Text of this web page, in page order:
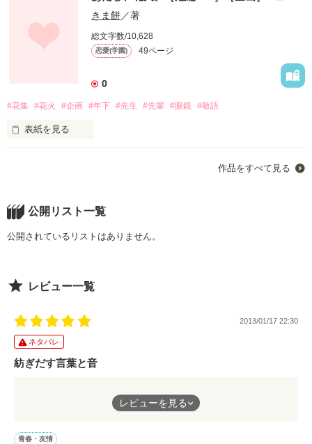
から数ヶ月後の、↑に出てきた
堀木戸さんが相手役のお話です。
（先生と王子様～を読んでなくても
よろしくお願いします<(_ _)>
*** 2010/05/16 Start ***
*** 2010/05/25 Fin. ***
海風　ホタテ　様
☆tsukushi☆　様
えにし　様
bikke　様
Nanoha　様
素敵なレビューを
本当に本当にありがとうございます<(_ _)>
ありがとうございます<(_ _)>
*** 2010/01/25 Start ***
日足　様
うまの　様
さいマサ　様
∗*∘Ꮋaru　様
素敵な素敵なレビュー
本当にありがとうざいます<(_ _)>
有難うございます｡ﾟ(つД｀)ﾟ｡
◆槙原　朋久（まきはら　ともひさ）◆
実句の彼氏、二十九歳。
実句が待っていたなら……」
「実句さんと再会できたなんて
運命感じちゃいます」
もう、後戻りはできない。
何を……したの……？
*** 2010/12/19 Fin. ***
（作品No.8）
きま餅／著
総文字数/10,628
恋愛(学園) 49ページ
0
#花集 #花火 #企画 #年下 #先生 #先輩 #眼鏡 #敬語
表紙を見る
どうせなら……あたしは、
キミと見に行くことに決めた。
作品をすべて見る
公開リスト一覧
公開されているリストはありません。
レビュー一覧
2013/01/17 22:30
ネタバレ
紡ぎだす言葉と音
物語の中は真夏の夏休み。
携帯を持つ手は冷たいのに
レビューを見る
青春・友情